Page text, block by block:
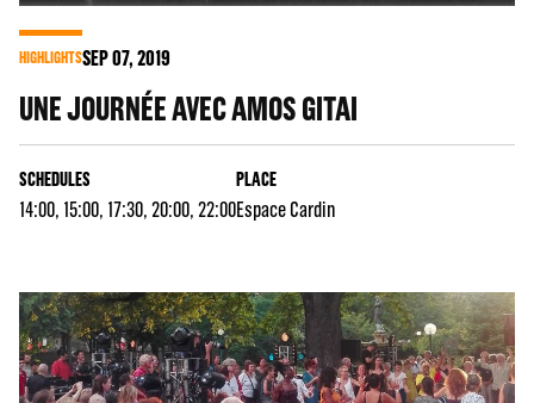
HIGHLIGHTSSEP07, 2019
UNE JOURNÉE AVEC AMOS GITAI
SCHEDULES
14:00, 15:00, 17:30, 20:00, 22:00
PLACE
Espace Cardin